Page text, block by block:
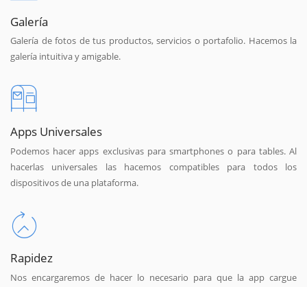
Galería
Galería de fotos de tus productos, servicios o portafolio. Hacemos la
galería intuitiva y amigable.
Apps Universales
Podemos hacer apps exclusivas para smartphones o para tables. Al
hacerlas universales las hacemos compatibles para todos los
dispositivos de una plataforma.
Rapidez
Nos encargaremos de hacer lo necesario para que la app cargue